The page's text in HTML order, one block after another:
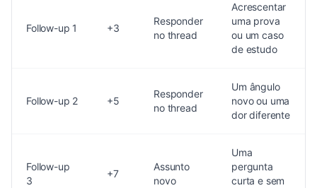
Follow-up 1 +3
Responder
no thread
Acrescentar
uma prova
ou um caso
de estudo
Follow-up 2 +5
Responder
no thread
Um ângulo
novo ou uma
dor diferente
Follow-up
3
+7
Assunto
novo
Uma
pergunta
curta e sem